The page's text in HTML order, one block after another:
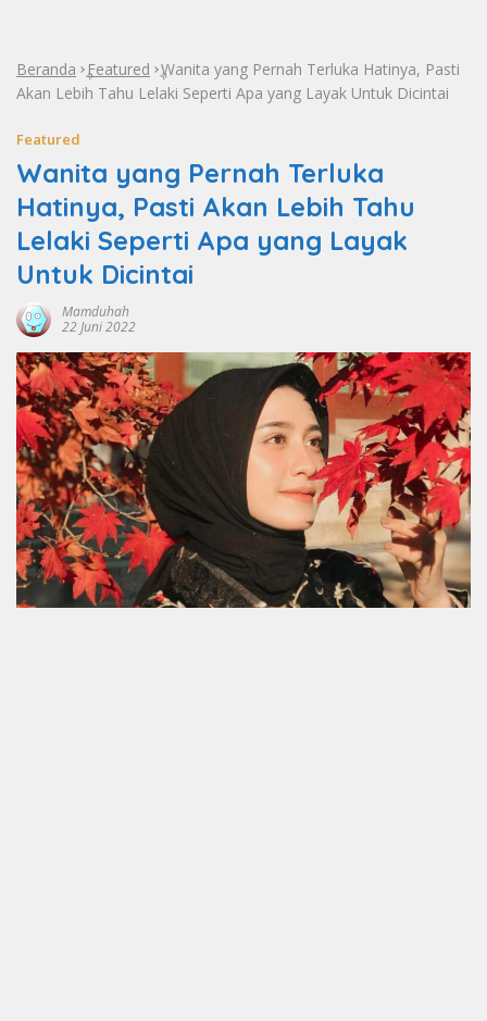
Beranda »Featured »
Wanita yang Pernah Terluka Hatinya, Pasti
Akan Lebih Tahu Lelaki Seperti Apa yang Layak Untuk Dicintai
Featured
Wanita yang Pernah Terluka
Hatinya, Pasti Akan Lebih Tahu
Lelaki Seperti Apa yang Layak
Untuk Dicintai
Mamduhah
22 Juni 2022